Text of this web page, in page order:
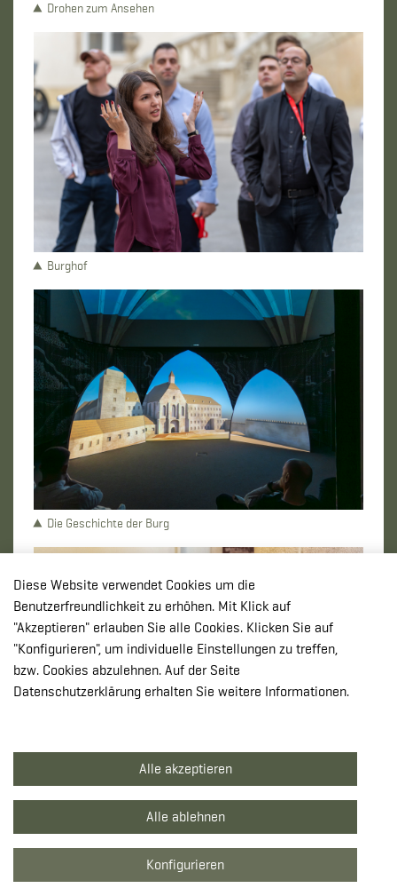
Drohen zum Ansehen
Burghof
Die Geschichte der Burg
Diese Website verwendet Cookies um die
Benutzerfreundlichkeit zu erhöhen. Mit Klick auf
"Akzeptieren" erlauben Sie alle Cookies. Klicken Sie auf
"Konfigurieren", um individuelle Einstellungen zu treffen,
bzw. Cookies abzulehnen. Auf der Seite
Datenschutzerklärung erhalten Sie weitere Informationen.
Alle akzeptieren
Alle ablehnen
Konfigurieren